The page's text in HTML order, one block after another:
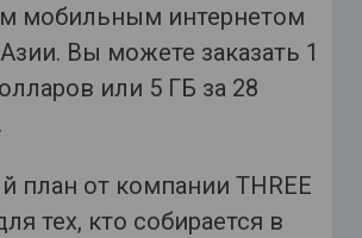
мобильным интернетом
Вы можете заказать 1
или 5 ГБ за 28
план от компании THREE
тех, кто собирается в